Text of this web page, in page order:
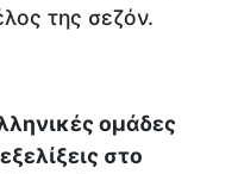
της σεζόν.
ομάδες
στο